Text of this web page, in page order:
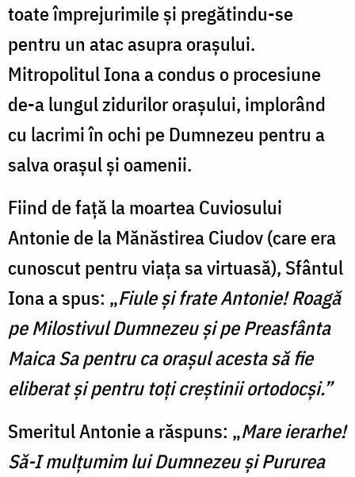
toate împrejurimile și pregătindu-se
pentru un atac asupra orașului.
Mitropolitul Iona a condus o procesiune
de-a lungul zidurilor orașului, implorând
cu lacrimi în ochi pe Dumnezeu pentru a
salva orașul și oamenii.
Fiind de față la moartea Cuviosului
Antonie de la Mănăstirea Ciudov (care era
cunoscut pentru viața sa virtuasă), Sfântul
Iona a spus: „Fiule și frate Antonie! Roagă
pe Milostivul Dumnezeu și pe Preasfânta
Maica Sa pentru ca orașul acesta să fie
eliberat și pentru toți creștinii ortodocși.”
Smeritul Antonie a răspuns: „Mare ierarhe!
Să-I mulțumim lui Dumnezeu și Pururea